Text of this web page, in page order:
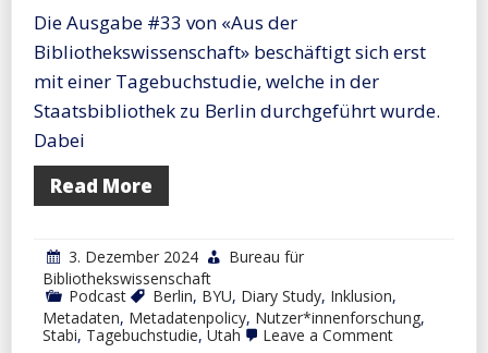
Die Ausgabe #33 von «Aus der
Bibliothekswissenschaft» beschäftigt sich erst
mit einer Tagebuchstudie, welche in der
Staatsbibliothek zu Berlin durchgeführt wurde.
Dabei
Read More
3. Dezember 2024
Bureau für
Bibliothekswissenschaft
Podcast
Berlin, BYU, Diary Study, Inklusion,
Metadaten, Metadatenpolicy, Nutzer*innenforschung,
Stabi, Tagebuchstudie,Utah Leave a Commenton